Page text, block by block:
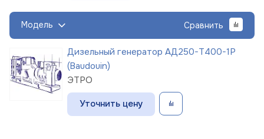
Модель Сравнить
Дизельный генератор АД250-Т400-1Р
(Baudouin)
ЭТРО
Уточнить цену